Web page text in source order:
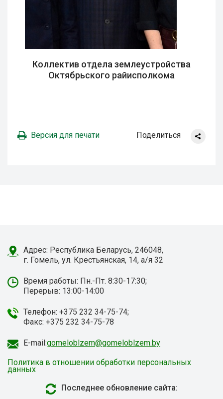
Коллектив отдела землеустройства
Октябрьского райисполкома
Версия для печати Поделиться
Адрес: Республика Беларусь, 246048,
г. Гомель, ул. Крестьянская, 14, а/я 32
Время работы: Пн.-Пт. 8:30-17:30;
Перерыв: 13:00-14:00
Телефон: +375 232 34-75-74;
Факс: +375 232 34-75-78
E-mail:gomeloblzem@gomeloblzem.by
Политика в отношении обработки персональных
данных
Последнее обновление сайта: